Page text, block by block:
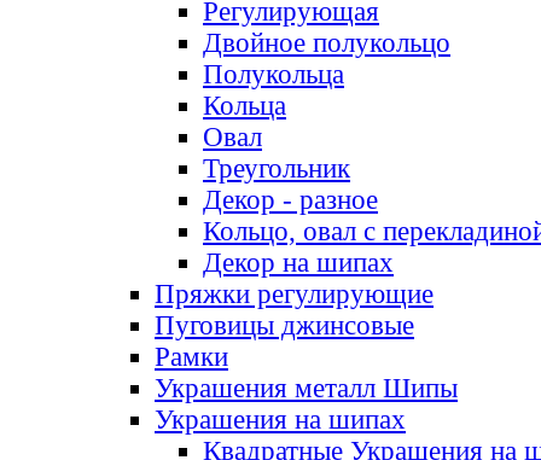
Регулирующая
Двойное полукольцо
Полукольца
Кольца
Овал
Треугольник
Декор - разное
Кольцо, овал с
Декор на шипах
Пряжки регулирующие
Пуговицы джинсовые
Рамки
Украшения металл Шипы
Украшения на шипах
Квадратные Украшения на